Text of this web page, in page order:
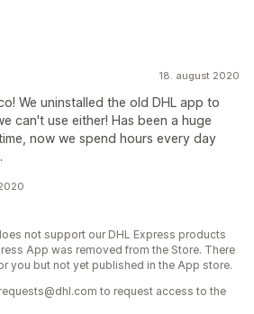
18. august 2020
We uninstalled the old DHL app to
can't use either! Has been a huge
now we spend hours every day
not support our DHL Express products
App was removed from the Store. There
you but not yet published in the App store.
to request access to the